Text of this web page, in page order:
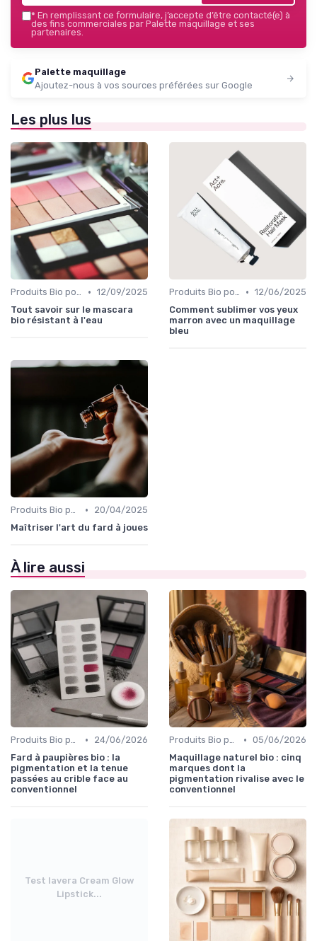
* En remplissant ce formulaire, j’accepte d’être contacté(e) à
des fins commerciales par Palette maquillage et ses
partenaires.
Palette maquillage
Ajoutez-nous à vos sources préférées sur Google
Les plus lus
Produits Bio pour les Yeux • 12/09/2025
Tout savoir sur le mascara
bio résistant à l'eau
Produits Bio pour les Yeux • 12/06/2025
Comment sublimer vos yeux
marron avec un maquillage
bleu
Produits Bio pour les Joues •
20/04/2025
Maîtriser l'art du fard à joues
À lire aussi
Produits Bio pour les Yeux •
24/06/2026
Fard à paupières bio : la
pigmentation et la tenue
passées au crible face au
conventionnel
Produits Bio pour le Teint • 05/06/2026
Maquillage naturel bio : cinq
marques dont la
pigmentation rivalise avec le
conventionnel
Test lavera Cream Glow
Lipstick...